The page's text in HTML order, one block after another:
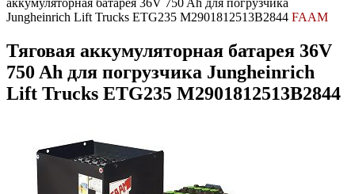
аккумуляторная батарея 36V 750 Ah для погрузчика
Jungheinrich Lift Trucks ETG235 M2901812513B2844 FAAM
Тяговая аккумуляторная батарея 36V
750 Ah для погрузчика Jungheinrich
Lift Trucks ETG235 M2901812513B2844